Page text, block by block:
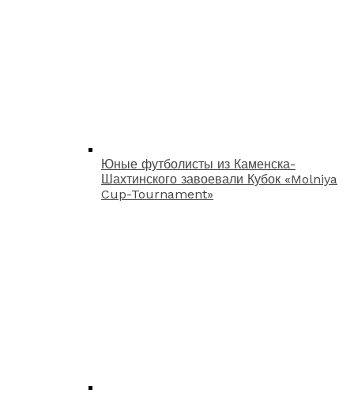
Юные футболисты из Каменска-
Шахтинского завоевали Кубок «Molniya
Cup-Tournament»